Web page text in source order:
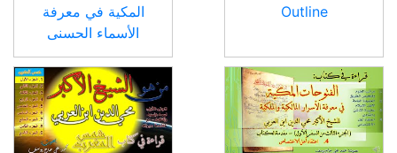
Outline
المكية في معرفة
الأسماء الحسنى